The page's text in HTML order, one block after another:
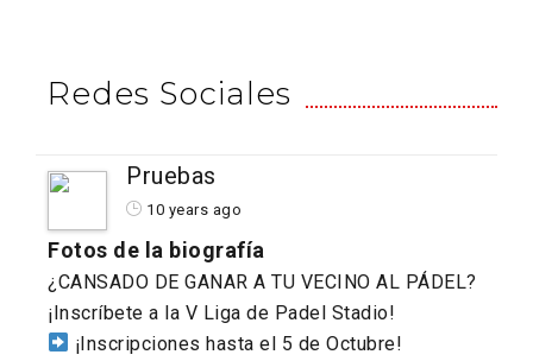
Redes Sociales
Pruebas
10 years ago
Fotos de la biografía
¿CANSADO DE GANAR A TU VECINO AL PÁDEL?
¡Inscríbete a la V Liga de Padel Stadio!
¡Inscripciones hasta el 5 de Octubre!